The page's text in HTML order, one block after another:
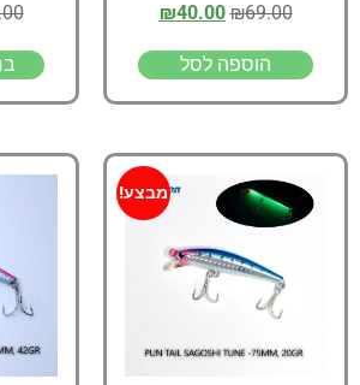
₪69.00
₪40.00
הוספה לסל
מבצע!